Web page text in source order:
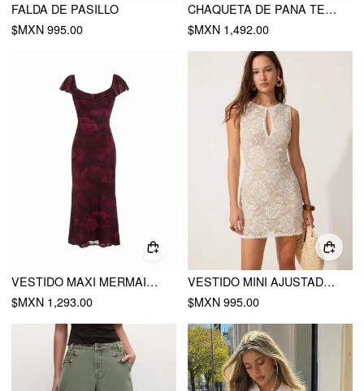
FALDA DE PASILLO
$MXN 995.00
CHAQUETA DE PANA TEXTURIZADA CON CREMALLERA Y DETALLE METÁLICO
$MXN 1,492.00
VESTIDO MAXI MERMAID CON ESCOTE CUADRADO, GRÁFICO FLORAL Y MALLA
$MXN 1,293.00
VESTIDO MINI AJUSTADO CON RECORTES DE ENCAJE Y FLORES
$MXN 995.00